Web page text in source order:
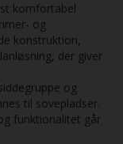
komfortabel
og
konstruktion,
der giver
og
til sovepladser.
funktionalitet går